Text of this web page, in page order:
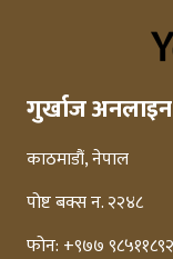
गुर्खाज
काठमाडौं, नेपाल
पोष्ट बक्स न. २२४८
फोन: +९७७